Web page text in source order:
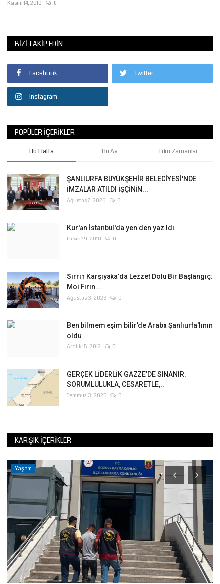
Kasım 14, 2019 0
BIZI TAKIP EDIN
Facebook Twitter
Instagram
POPÜLER İÇERIKLER
Bu Hafta Bu Ay Tüm Zamanlar
ŞANLIURFA BÜYÜKŞEHİR BELEDİYESİ'NDE
İMZALAR ATILDI İŞÇİNİN...
Ağustos 7, 2026 0
Kur'an İstanbul'da yeniden yazıldı
Ocak 29, 2010 0
Sırrın Karşıyaka'da Lezzet Dolu Bir Başlangıç:
Moi Fırın...
Ağustos 3, 2026 0
Ben bilmem eşim bilir'de Araba Şanlıurfa'lının
oldu
Aralık 15, 2012 0
GERÇEK LİDERLİK GAZZE’DE SINANIR:
SORUMLULUKLA, CESARETLE,...
Temmuz 3, 2025 0
KARIŞIK İÇERIKLER
Yaşam